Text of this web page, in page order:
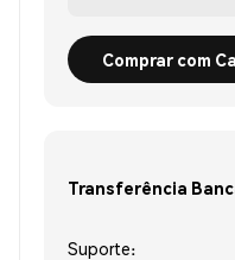
Comprar com
Transferência
Suporte: